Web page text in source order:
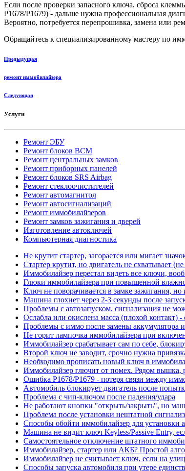
Если после проверки запасного ключа, сброса
P1678/P1679) - дальше нужна профессиональная
Вероятно, потребуется перепрошивка, замена или
Обращайтесь к специализированному мастеру по
Предыдущая
ремонт иммобилайзера
Следующая
Услуги
Ремонт ЭБУ
Ремонт блоков BCМ
Ремонт центральных замков
Ремонт приборных панелей
Ремонт блоков SRS Airbag
Ремонт стеклоочистителей
Ремонт автомагнитол
Ремонт автосигнализаций
Ремонт иммобилайзеров
Ремонт замков зажигания и дверей
Изготовление автоключей
Компьютерная диагностика
Не крутит стартер, загорается или мигает
Стартер крутит, но двигатель не схватывает
Иммобилайзер перестал видеть все ключи,
Глюки иммобилайзера при повышенной
Ключ не поворачивается в замке зажигания, но
Машина глохнет через 2-3 секунды после
Проблемы с автозапуском, сигнализация не
Ослабла или окислена масса (плохой
Проблемы с иммо после замены аккумулятора
Не горит лампочка иммобилайзера при
Иммобилайзер срабатывает сам по себе,
Второй ключ не заводит, срочно нужна
Необходимо прописать новый ключ в
Иммобилайзер глючит от помех. Рядом вышка,
Ошибка P1678/P1679 - потеря связи между
Автомобиль блокирует двигатель после
Проблема с чип-ключом после падения/удара
Не работают кнопки "открыть/закрыть", но
Проблема после установки нештатной
Способы обойти иммобилайзер для установки
Машина не видит ключ Keyless/Passive Entry,
Самостоятельное отключение штатного
Иммобилайзер, стартер или АКБ? Простой
Иммобилайзер не считывает ключ, если на
Способы запуска автомобиля при утере